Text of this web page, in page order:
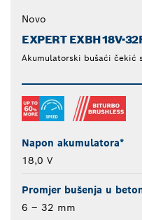
Novo
EXPERT EXBH18V-
Akumulatorski bušaći čekić
Napon akumulatora*
18,0 V
Promjer bušenja u
6 – 32 mm